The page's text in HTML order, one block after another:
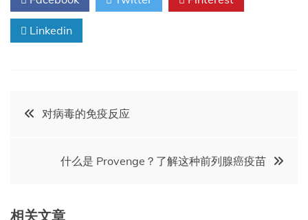
Linkedin
文
对病毒的免疫反应
什么是 Provenge？了解这种前列腺癌疫苗
相关文章